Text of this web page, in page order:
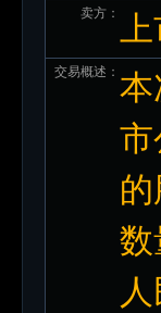
卖方： 上
交易概述： 本
市
数